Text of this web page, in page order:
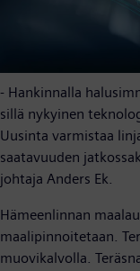
- Hankinnalla
sillä nykyinen
Uusinta varmistaa
saatavuuden
johtaja Anders Ek.
Hämeenlinnan
maalipinnoitetaan.
muovikalvolla.